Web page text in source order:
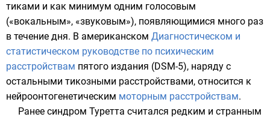
тиками и как минимум одним голосовым
(«вокальным», «звуковым»), появляющимися много раз
в течение дня. В американском Диагностическом и
статистическом руководстве по психическим
расстройствам пятого издания (DSM-5), наряду с
остальными тикозными расстройствами, относится к
нейроонтогенетическим моторным расстройствам.
Ранее синдром Туретта считался редким и странным